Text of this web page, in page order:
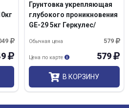
Грунтовка укрепляющая
глубокого проникновения
GE-29 5кг Геркулес/
579
Обычная цена
579
Цена по карте
В КОРЗИНУ